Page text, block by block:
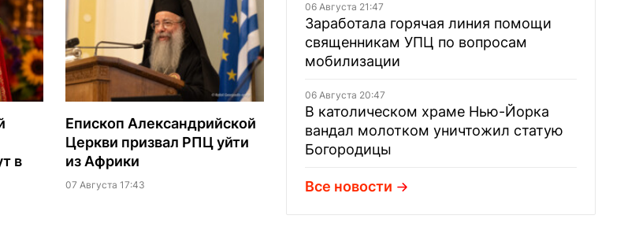
в
Епископ Александрийской
Церкви призвал РПЦ уйти
из Африки
07 Августа 17:43
06 Августа 21:47
Заработала горячая линия помощи
священникам УПЦ по вопросам
мобилизации
06 Августа 20:47
В католическом храме Нью-Йорка
вандал молотком уничтожил статую
Богородицы
Все новости